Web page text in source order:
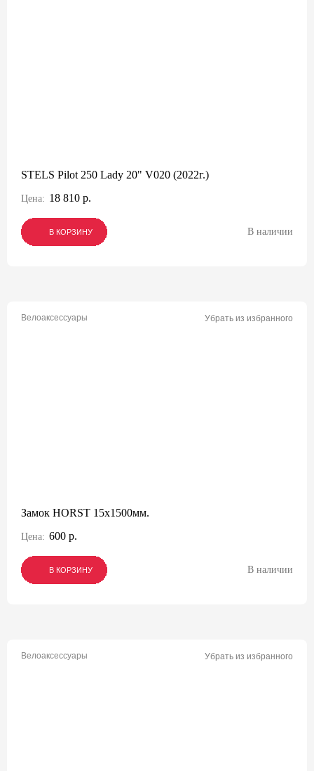
STELS Pilot 250 Lady 20" V020 (2022г.)
Цена: 18 810 р.
В КОРЗИНУ
В КОРЗИНУ
В КОРЗИНУ В наличии
Велоаксессуары Убрать из избранного
Замок HORST 15x1500мм.
Цена: 600 р.
В КОРЗИНУ
В КОРЗИНУ
В КОРЗИНУ В наличии
Велоаксессуары Убрать из избранного